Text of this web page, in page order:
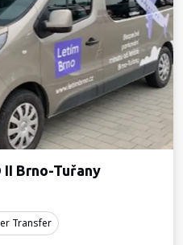
II Brno-Tuřany
Transfer